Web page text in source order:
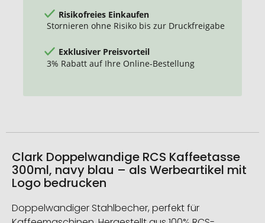
Risikofreies Einkaufen
Stornieren ohne Risiko bis zur Druckfreigabe
Exklusiver Preisvorteil
3% Rabatt auf Ihre Online-Bestellung
Clark Doppelwandige RCS Kaffeetasse
300ml, navy blau – als Werbeartikel mit
Logo bedrucken
Doppelwandiger Stahlbecher, perfekt für